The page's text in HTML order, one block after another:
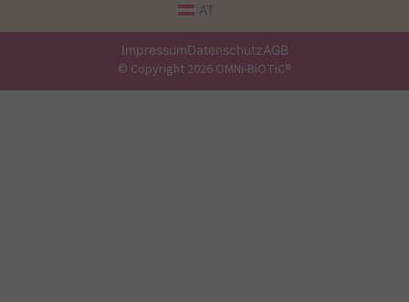
AT
ImpressumDatenschutzAGB
© Copyright 2026 OMNi-BiOTiC®